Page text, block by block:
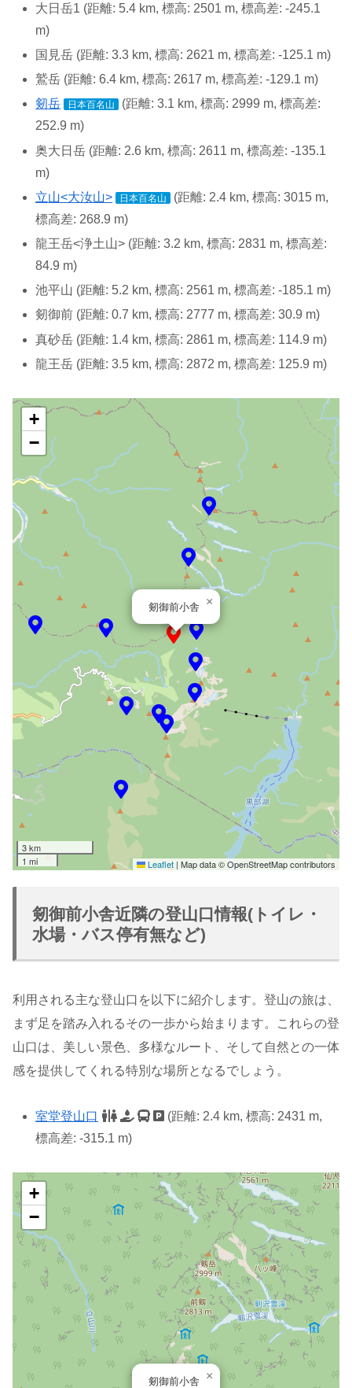
大日岳1 (距離: 5.4 km, 標高: 2501 m, 標高差: -245.1
m)
国見岳 (距離: 3.3 km, 標高: 2621 m, 標高差: -125.1 m)
鷲岳 (距離: 6.4 km, 標高: 2617 m, 標高差: -129.1 m)
剱岳
日本百名山
(距離: 3.1 km, 標高: 2999 m, 標高差:
252.9 m)
奥大日岳 (距離: 2.6 km, 標高: 2611 m, 標高差: -135.1
m)
立山<大汝山>
日本百名山
(距離: 2.4 km, 標高: 3015 m,
標高差: 268.9 m)
龍王岳<浄土山> (距離: 3.2 km, 標高: 2831 m, 標高差:
84.9 m)
池平山 (距離: 5.2 km, 標高: 2561 m, 標高差: -185.1 m)
剱御前 (距離: 0.7 km, 標高: 2777 m, 標高差: 30.9 m)
真砂岳 (距離: 1.4 km, 標高: 2861 m, 標高差: 114.9 m)
龍王岳 (距離: 3.5 km, 標高: 2872 m, 標高差: 125.9 m)
剱御前小舎 ×
+
−
3 km
1 mi
Leaflet | Map data © OpenStreetMap contributors
剱御前小舎近隣の登山口情報(トイレ・
水場・バス停有無など)
利用される主な登山口を以下に紹介します。登山の旅は、
まず足を踏み入れるその一歩から始まります。これらの登
山口は、美しい景色、多様なルート、そして自然との一体
感を提供してくれる特別な場所となるでしょう。
室堂登山口
(距離: 2.4 km, 標高: 2431 m,
標高差: -315.1 m)
剱御前小舎 ×
+
−